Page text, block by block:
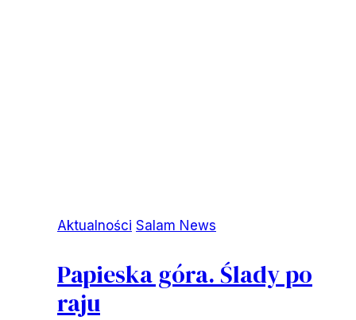
Aktualności Salam News
Papieska góra. Ślady po
raju